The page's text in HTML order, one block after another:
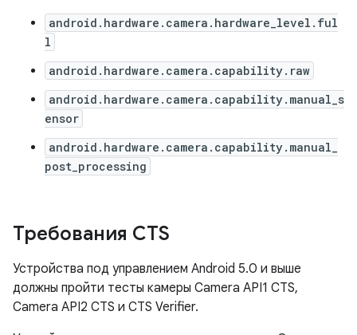
android.hardware.camera.hardware_level.ful
l
android.hardware.camera.capability.raw
android.hardware.camera.capability.manual_s
ensor
android.hardware.camera.capability.manual_
post_processing
Требования CTS
Устройства под управлением Android 5.0 и выше
должны пройти тесты камеры Camera API1 CTS,
Camera API2 CTS и CTS Verifier.